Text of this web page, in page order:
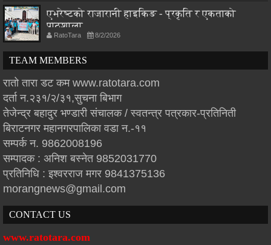
एभरेष्टको राजारानी हाइकिङ - प्रकृति र एकताको
पाठशाला
RatoTara 8/2/2026
TEAM MEMBERS
रातो तारा डट कम www.ratotara.com
दर्ता न.२३१/२/३१,सुचना बिभाग
तेजेन्द्र बहादुर भण्डारी संचालक / स्वतन्त्र पत्रकार-प्रतिनिती
बिराटनगर महानगरपालिका वडा न.-११
सम्पर्क न. 9862008196
सम्पादक : अनिश बस्नेत 9852031770
प्रतिनिधि : इश्वरराज मगर 9841375136
morangnews@gmail.com
CONTACT US
www.ratotara.com